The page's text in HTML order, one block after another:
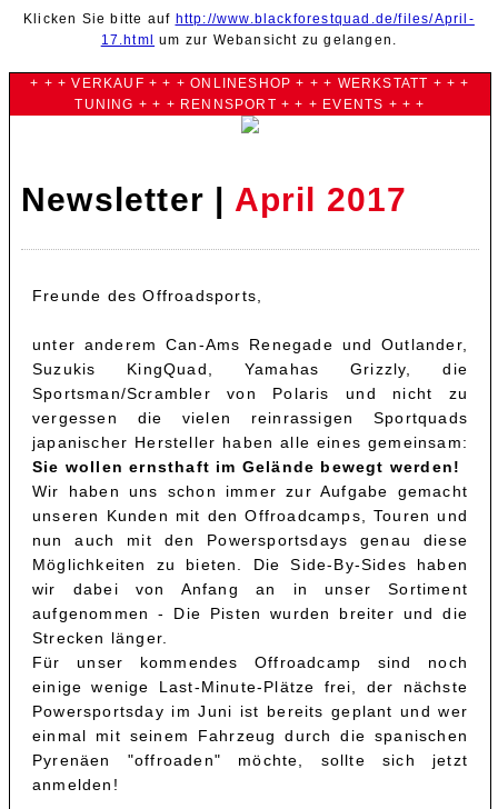
Klicken Sie bitte auf http://www.blackforestquad.de/files/April-
17.html
um zur Webansicht zu gelangen.
+ + + VERKAUF + + + ONLINESHOP + + + WERKSTATT + + +
TUNING + + + RENNSPORT + + + EVENTS + + +
Newsletter | April 2017
Freunde des Offroadsports,
unter anderem Can-Ams Renegade und Outlander,
Suzukis KingQuad, Yamahas Grizzly, die
Sportsman/Scrambler von Polaris und nicht zu
vergessen die vielen reinrassigen Sportquads
japanischer Hersteller haben alle eines gemeinsam:
Sie wollen ernsthaft im Gelände bewegt werden!
Wir haben uns schon immer zur Aufgabe gemacht
unseren Kunden mit den Offroadcamps, Touren und
nun auch mit den Powersportsdays genau diese
Möglichkeiten zu bieten. Die Side-By-Sides haben
wir dabei von Anfang an in unser Sortiment
aufgenommen - Die Pisten wurden breiter und die
Strecken länger.
Für unser kommendes Offroadcamp sind noch
einige wenige Last-Minute-Plätze frei, der nächste
Powersportsday im Juni ist bereits geplant und wer
einmal mit seinem Fahrzeug durch die spanischen
Pyrenäen "offroaden" möchte, sollte sich jetzt
anmelden!